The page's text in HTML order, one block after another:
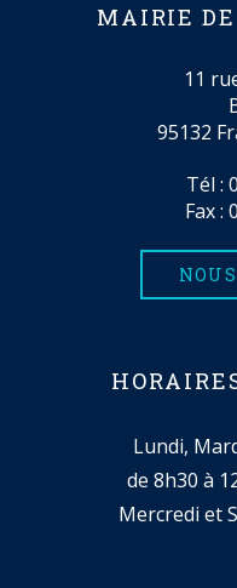
MAIRIE
11
95132
Tél :
Fax :
Lundi,
de 8h30 à
Mercredi et